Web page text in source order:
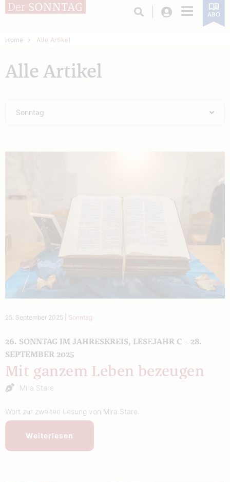
Login ABO
Home Alle Artikel
Alle Artikel
Sonntag
25. September 2025 Sonntag
26. SONNTAG IM JAHRESKREIS, LESEJAHR C – 28.
SEPTEMBER 2025
Mit ganzem Leben bezeugen
Mira Stare
Wort zur zweiten Lesung von Mira Stare.
Weiterlesen